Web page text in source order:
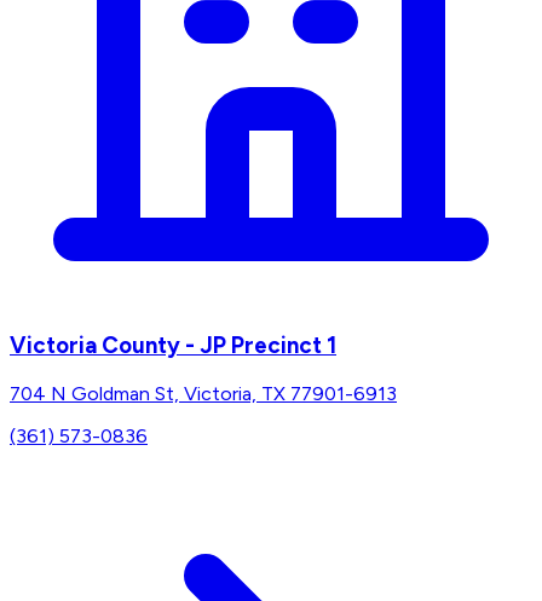
Victoria County - JP Precinct 1
704 N Goldman St, Victoria, TX 77901-6913
(361) 573-0836